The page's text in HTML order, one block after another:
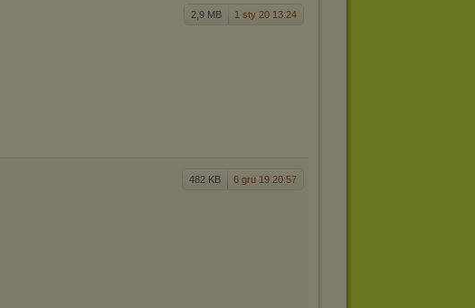
2,9 MB 1 sty 20 13:24
482 KB 6 gru 19 20:57